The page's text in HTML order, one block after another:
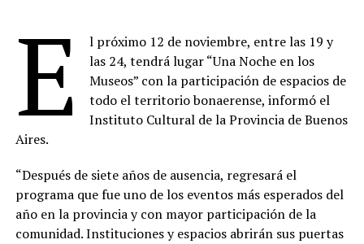
E
l próximo 12 de noviembre, entre las 19 y
las 24, tendrá lugar “Una Noche en los
Museos” con la participación de espacios de
todo el territorio bonaerense, informó el
Instituto Cultural de la Provincia de Buenos
Aires.
“Después de siete años de ausencia, regresará el
programa que fue uno de los eventos más esperados del
año en la provincia y con mayor participación de la
comunidad. Instituciones y espacios abrirán sus puertas